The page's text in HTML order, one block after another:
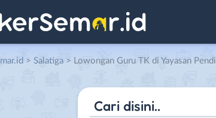
> Salatiga > Lowongan Guru TK di Yayasan Pendidikan Kristen Salatiga